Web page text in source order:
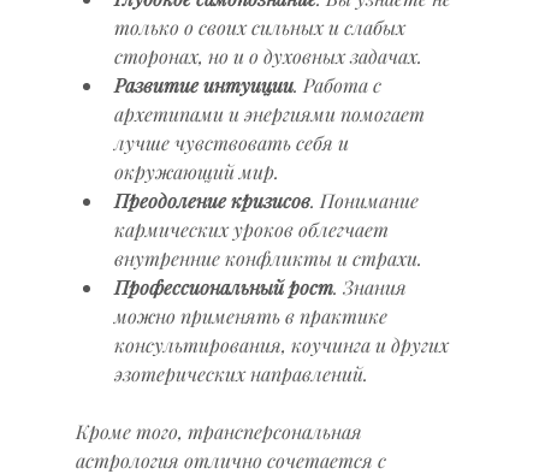
только о своих сильных и слабых
сторонах, но и о духовных задачах.
Развитие интуиции. Работа с
архетипами и энергиями помогает
лучше чувствовать себя и
окружающий мир.
Преодоление кризисов. Понимание
кармических уроков облегчает
внутренние конфликты и страхи.
Профессиональный рост. Знания
можно применять в практике
консультирования, коучинга и других
эзотерических направлений.
Кроме того, трансперсональная
астрология отлично сочетается с